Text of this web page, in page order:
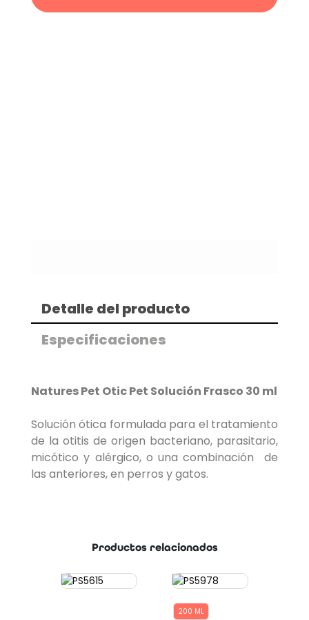
Detalle del producto
Especificaciones
Natures Pet Otic Pet Solución Frasco 30 ml
Solución ótica formulada para el tratamiento
de la otitis de origen bacteriano, parasitario,
micótico y alérgico, o una combinación de
las anteriores, en perros y gatos.
Productos relacionados
200 ML